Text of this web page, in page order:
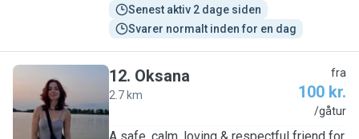
Senest aktiv 2 dage siden
Svarer normalt inden for en dag
O
12. Oksana
2.7 km
fra
100 kr.
/gåtur